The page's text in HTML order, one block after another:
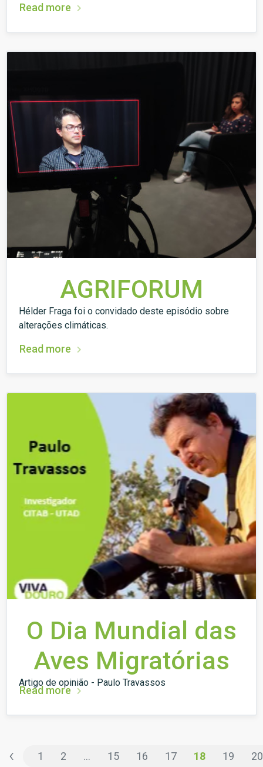
Read more
AGRIFORUM
Hélder Fraga foi o convidado deste episódio sobre
alterações climáticas.
Read more
O Dia Mundial das
Aves Migratórias
Artigo de opinião - Paulo Travassos
Read more
‹ 1 2 ... 15 16 17 18 19 20